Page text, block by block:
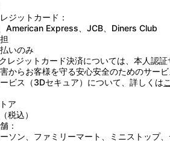
ジットカード：
American Express、JCB、Diners Club
いのみ
レジットカード決済については、本人認
からお客様を守る安心安全のためのサー
ビス（3Dセキュア）について、詳しくは
ア
税込）
：
ソン、ファミリーマート、ミニストップ